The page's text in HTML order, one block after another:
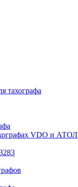
тахографа
VDO и АТОЛ